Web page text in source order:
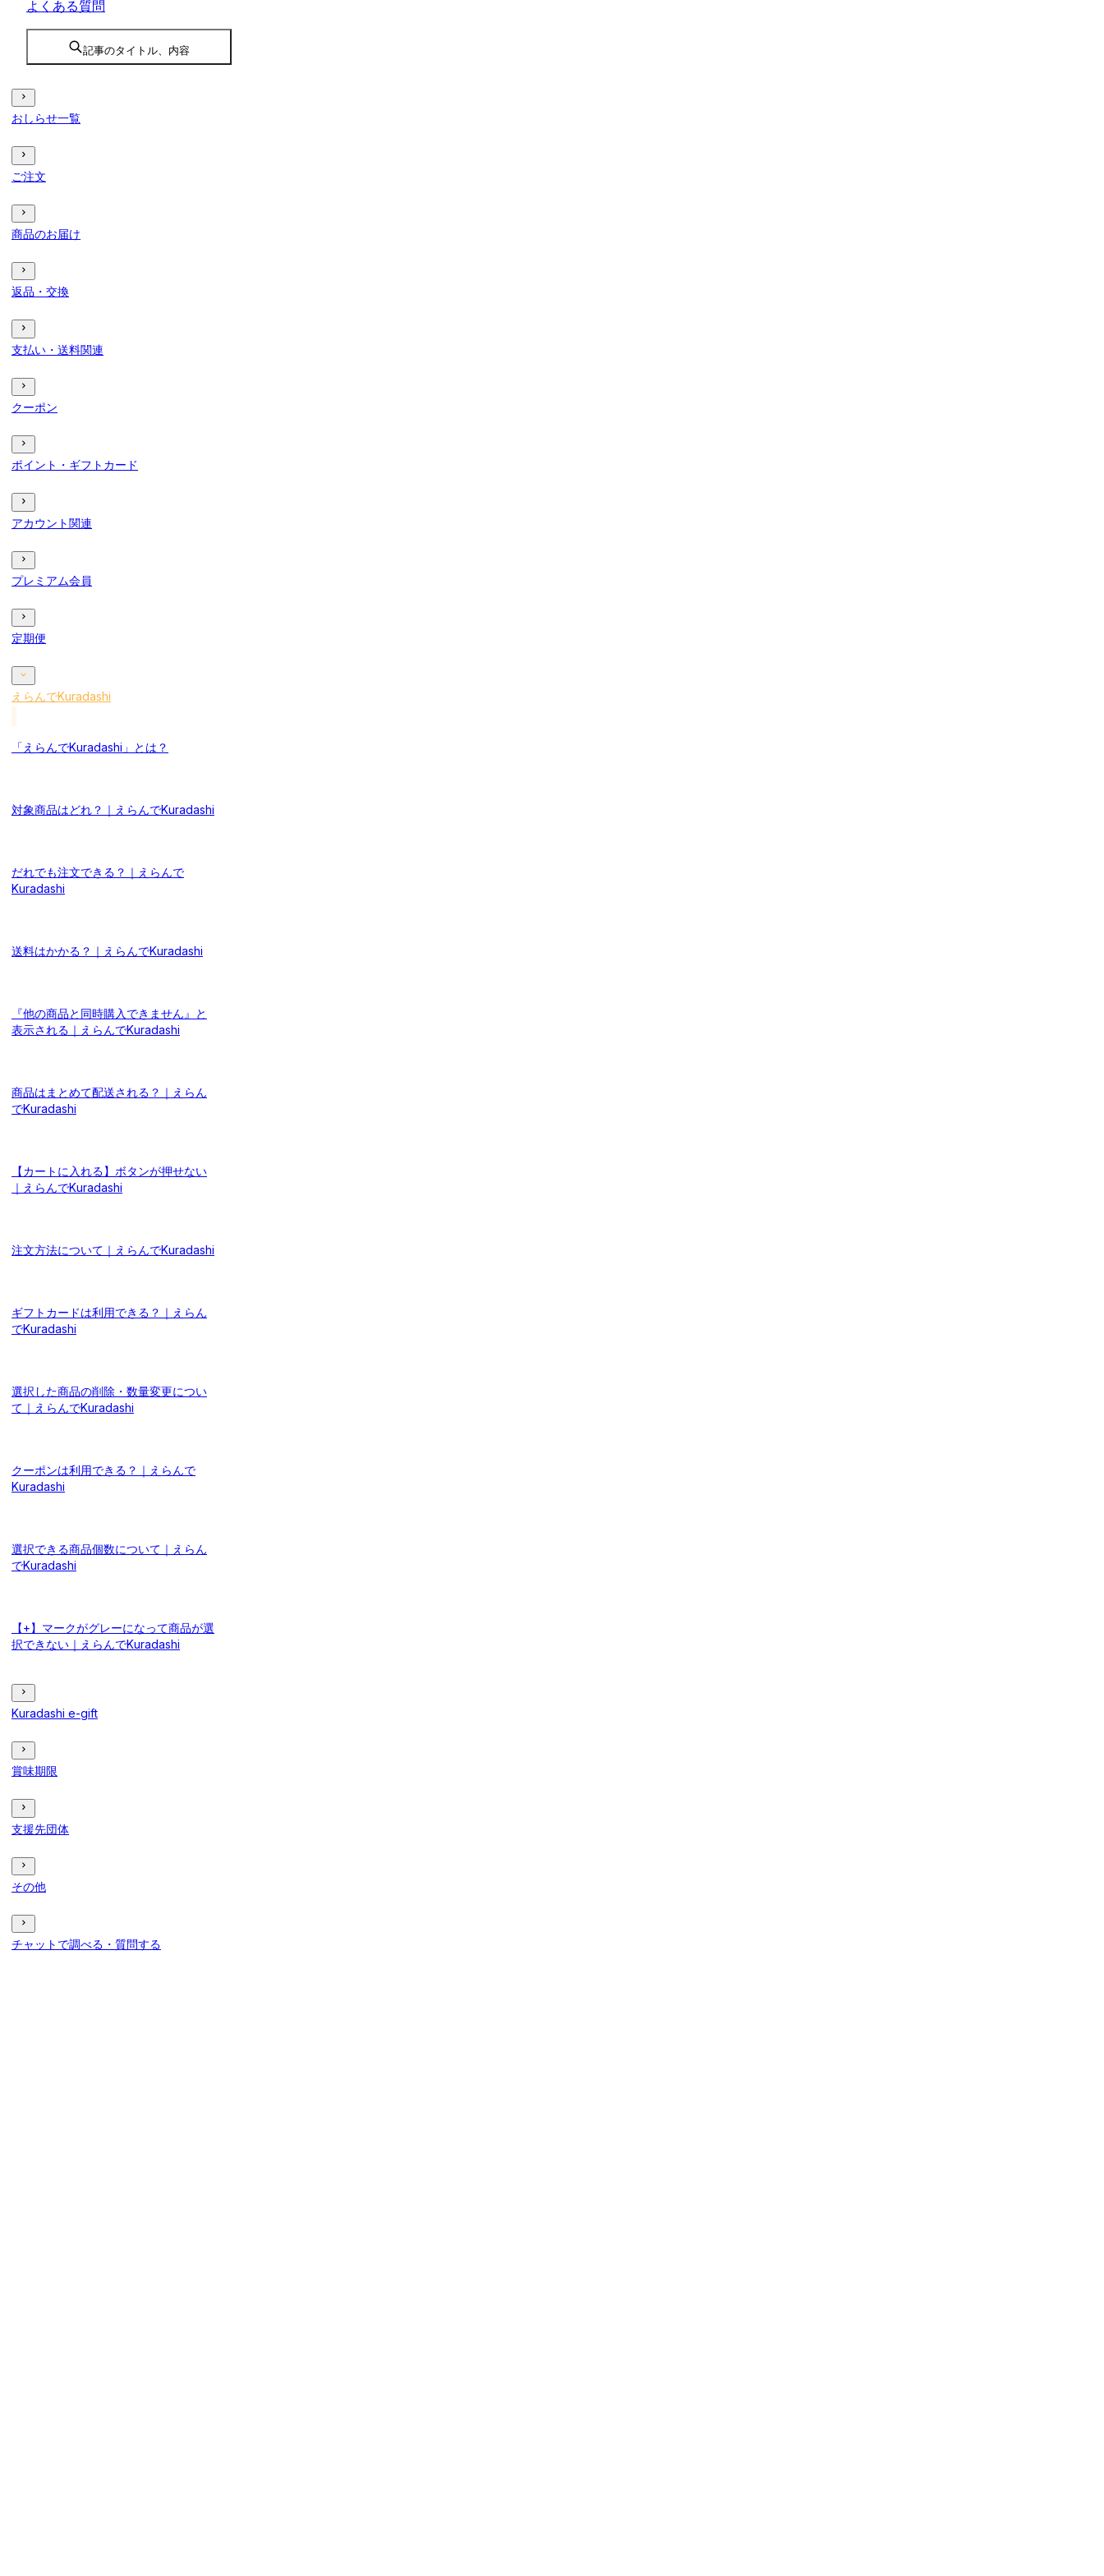
よくある質問
記事のタイトル、内容
おしらせ一覧
ご注文
商品のお届け
返品・交換
支払い・送料関連
クーポン
ポイント・ギフトカード
アカウント関連
プレミアム会員
定期便
えらんでKuradashi
「えらんでKuradashi」とは？
対象商品はどれ？｜えらんでKuradashi
だれでも注文できる？｜えらんで
Kuradashi
送料はかかる？｜えらんでKuradashi
『他の商品と同時購入できません』と
表示される｜えらんでKuradashi
商品はまとめて配送される？｜えらん
でKuradashi
【カートに入れる】ボタンが押せない
｜えらんでKuradashi
注文方法について｜えらんでKuradashi
ギフトカードは利用できる？｜えらん
でKuradashi
選択した商品の削除・数量変更につい
て｜えらんでKuradashi
クーポンは利用できる？｜えらんで
Kuradashi
選択できる商品個数について｜えらん
でKuradashi
【+】マークがグレーになって商品が選
択できない｜えらんでKuradashi
Kuradashi e-gift
賞味期限
支援先団体
その他
チャットで調べる・質問する